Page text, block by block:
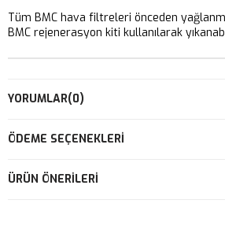
Tüm BMC hava filtreleri önceden
BMC rejenerasyon kiti kullanılarak
YORUMLAR(0)
ÖDEME SEÇENEKLERI
ÜRÜN ÖNERILERI